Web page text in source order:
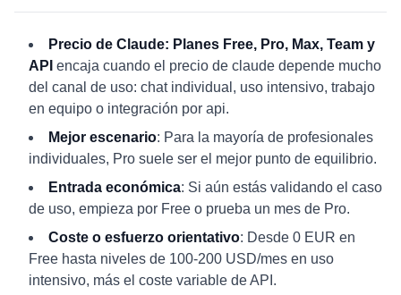
Precio de Claude: Planes Free, Pro, Max, Team y
API encaja cuando el precio de claude depende mucho
del canal de uso: chat individual, uso intensivo, trabajo
en equipo o integración por api.
Mejor escenario: Para la mayoría de profesionales
individuales, Pro suele ser el mejor punto de equilibrio.
Entrada económica: Si aún estás validando el caso
de uso, empieza por Free o prueba un mes de Pro.
Coste o esfuerzo orientativo: Desde 0 EUR en
Free hasta niveles de 100-200 USD/mes en uso
intensivo, más el coste variable de API.